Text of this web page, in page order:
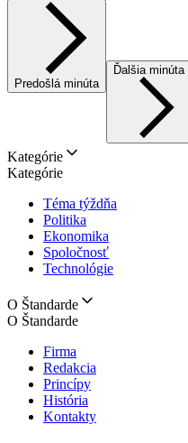
Predošlá minúta
Ďalšia minúta
Kategórie
Kategórie
Téma týždňa
Politika
Ekonomika
Spoločnosť
Technológie
O Štandarde
O Štandarde
Firma
Redakcia
Princípy
História
Kontakty